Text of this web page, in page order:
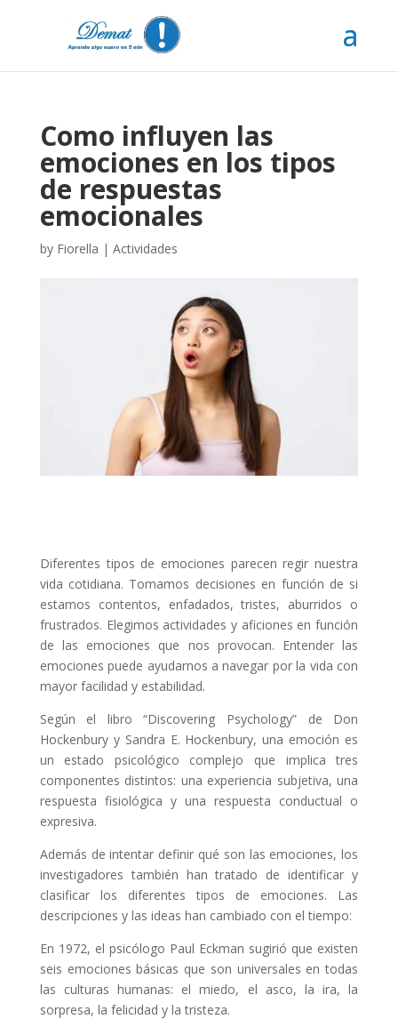
Como influyen las
emociones en los tipos
de respuestas
emocionales
by Fiorella | Actividades
Diferentes tipos de emociones parecen regir nuestra
vida cotidiana. Tomamos decisiones en función de si
estamos contentos, enfadados, tristes, aburridos o
frustrados. Elegimos actividades y aficiones en función
de las emociones que nos provocan. Entender las
emociones puede ayudarnos a navegar por la vida con
mayor facilidad y estabilidad.
Según el libro “Discovering Psychology” de Don
Hockenbury y Sandra E. Hockenbury, una emoción es
un estado psicológico complejo que implica tres
componentes distintos: una experiencia subjetiva, una
respuesta fisiológica y una respuesta conductual o
expresiva.
Además de intentar definir qué son las emociones, los
investigadores también han tratado de identificar y
clasificar los diferentes tipos de emociones. Las
descripciones y las ideas han cambiado con el tiempo:
En 1972, el psicólogo Paul Eckman sugirió que existen
seis emociones básicas que son universales en todas
las culturas humanas: el miedo, el asco, la ira, la
sorpresa, la felicidad y la tristeza.